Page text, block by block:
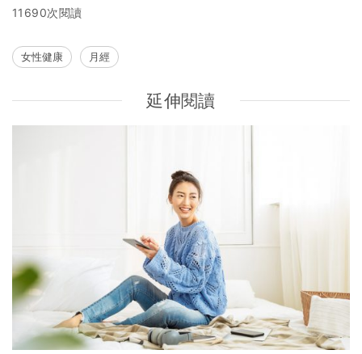
11690次閱讀
女性健康 月經
延伸閱讀